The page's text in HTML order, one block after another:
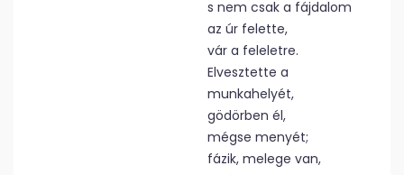
s nem csak a fájdalom
az úr felette,
vár a feleletre.
Elvesztette a
munkahelyét,
gödörben él,
mégse menyét;
fázik, melege van,